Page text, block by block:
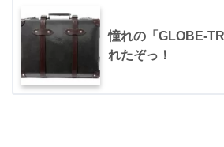
憧れの「GLOBE-
れたぞっ！